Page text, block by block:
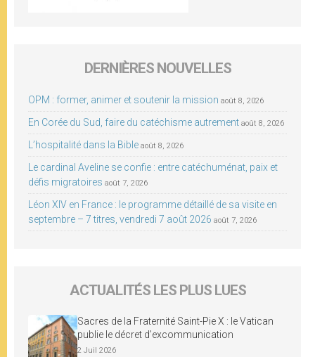
DERNIÈRES NOUVELLES
OPM : former, animer et soutenir la mission août 8, 2026
En Corée du Sud, faire du catéchisme autrement août 8, 2026
L’hospitalité dans la Bible août 8, 2026
Le cardinal Aveline se confie : entre catéchuménat, paix et
défis migratoires août 7, 2026
Léon XIV en France : le programme détaillé de sa visite en
septembre – 7 titres, vendredi 7 août 2026 août 7, 2026
ACTUALITÉS LES PLUS LUES
Sacres de la Fraternité Saint-Pie X : le Vatican
publie le décret d’excommunication
2 Juil 2026